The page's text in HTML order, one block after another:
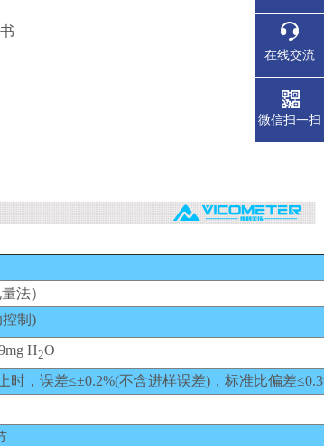
法）
控制)
H2O
时，误差≤±0.2%(不含进样误差)，标准比偏差
在线交流
微信扫一扫